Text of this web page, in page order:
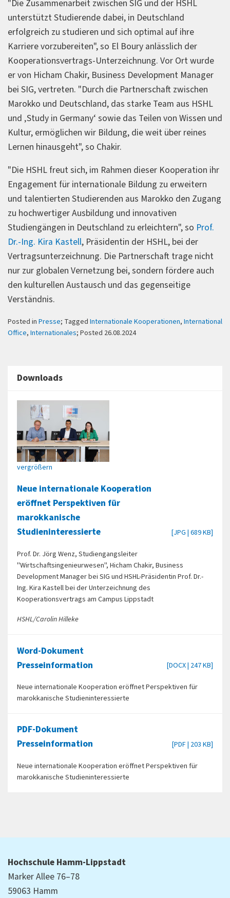
"Die Zusammenarbeit zwischen SIG und der HSHL
unterstützt Studierende dabei, in Deutschland
erfolgreich zu studieren und sich optimal auf ihre
Karriere vorzubereiten", so El Boury anlässlich der
Kooperationsvertrags-Unterzeichnung. Vor Ort wurde
er von Hicham Chakir, Business Development Manager
bei SIG, vertreten. "Durch die Partnerschaft zwischen
Marokko und Deutschland, das starke Team aus HSHL
und ‚Study in Germany‘ sowie das Teilen von Wissen und
Kultur, ermöglichen wir Bildung, die weit über reines
Lernen hinausgeht", so Chakir.
"Die HSHL freut sich, im Rahmen dieser Kooperation ihr
Engagement für internationale Bildung zu erweitern
und talentierten Studierenden aus Marokko den Zugang
zu hochwertiger Ausbildung und innovativen
Studiengängen in Deutschland zu erleichtern", so Prof.
Dr.-Ing. Kira Kastell, Präsidentin der HSHL, bei der
Vertragsunterzeichnung. Die Partnerschaft trage nicht
nur zur globalen Vernetzung bei, sondern fördere auch
den kulturellen Austausch und das gegenseitige
Verständnis.
Posted in Presse; Tagged Internationale Kooperationen, International
Office, Internationales; Posted 26.08.2024
Downloads
vergrößern
Neue internationale Kooperation
eröffnet Perspektiven für
marokkanische
Studieninteressierte
[JPG | 689 KB]
Prof. Dr. Jörg Wenz, Studiengangsleiter
"Wirtschaftsingenieurwesen", Hicham Chakir, Business
Development Manager bei SIG und HSHL-Präsidentin Prof. Dr.-
Ing. Kira Kastell bei der Unterzeichnung des
Kooperationsvertrags am Campus Lippstadt
HSHL/Carolin Hilleke
Word-Dokument
Presseinformation
[DOCX | 247 KB]
Neue internationale Kooperation eröffnet Perspektiven für
marokkanische Studieninteressierte
PDF-Dokument
Presseinformation
[PDF | 203 KB]
Neue internationale Kooperation eröffnet Perspektiven für
marokkanische Studieninteressierte
Hochschule Hamm-Lippstadt
Marker Allee 76–78
59063 Hamm